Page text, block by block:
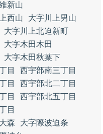
新山
西山
大字川上男山
大字川上北迫新町
大字木田木田
大字木田秋葉下
目
西宇部南三丁目
目
西宇部北二丁目
目
西宇部北五丁目
目
森
大字際波迫条